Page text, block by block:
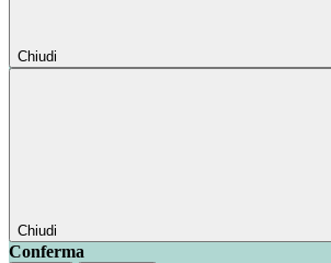
Chiudi
Chiudi
Conferma